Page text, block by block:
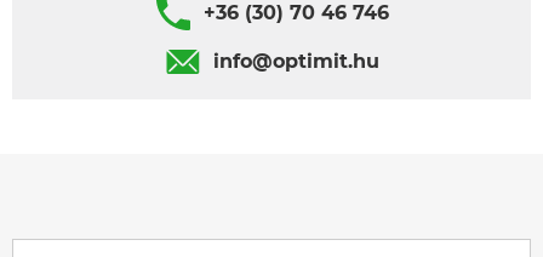
+36 (30) 70 46 746
info@optimit.hu